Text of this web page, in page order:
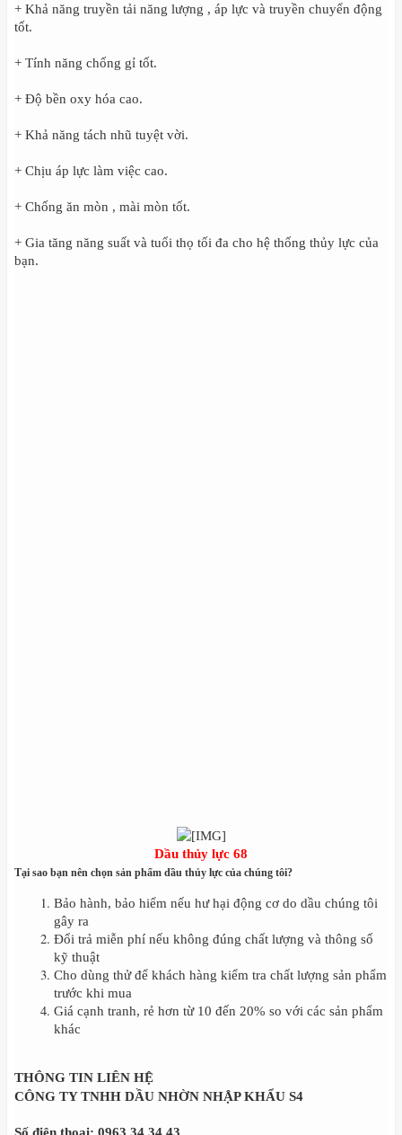
+ Khả năng truyền tải năng lượng , áp lực và truyền chuyển động
tốt.
+ Tính năng chống gỉ tốt.
+ Độ bền oxy hóa cao.
+ Khả năng tách nhũ tuyệt vời.
+ Chịu áp lực làm việc cao.
+ Chống ăn mòn , mài mòn tốt.
+ Gia tăng năng suất và tuổi thọ tối đa cho hệ thống thủy lực của
bạn.
Dầu thủy lực 68
Tại sao bạn nên chọn sản phẩm dầu thủy lực của chúng tôi?
Bảo hành, bảo hiểm nếu hư hại động cơ do dầu chúng tôi
gây ra
Đổi trả miễn phí nếu không đúng chất lượng và thông số
kỹ thuật
Cho dùng thử để khách hàng kiểm tra chất lượng sản phẩm
trước khi mua
Giá cạnh tranh, rẻ hơn từ 10 đến 20% so với các sản phẩm
khác
THÔNG TIN LIÊN HỆ
CÔNG TY TNHH DẦU NHỜN NHẬP KHẨU S4